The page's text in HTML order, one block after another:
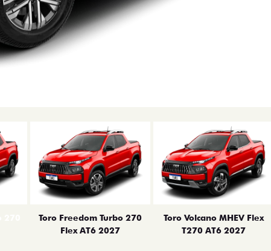
Toro Freedom Turbo 270
Flex AT6 2027
Toro Volcano MHEV Flex
T270 AT6 2027